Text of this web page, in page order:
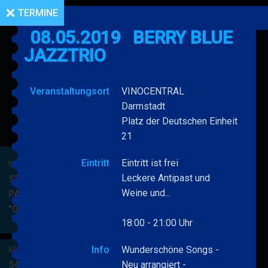
BERRY BLUE & BAND
53. JAZZ Matinee in den
PARKSIDE STUDIOS
"Gypsy Jazz"
BAND
BERRY BLUE & BAND
54. JAZZ Matinee in den
TERMINE
08.05.2019
BERRY BLUE
JAZZTRIO
Veranstaltungsort
VINOCENTRAL
Darmstadt
Platz der Deutschen Einheit
21
Eintritt
Eintritt ist frei
Leckere Antipast und
Weine und...
18:00 - 21:00 Uhr
Info
Wunderschöne Songs -
Neu arrangiert -